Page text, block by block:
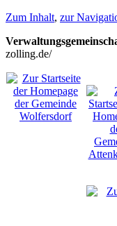
Zum Inhalt, zur
zolling.de/